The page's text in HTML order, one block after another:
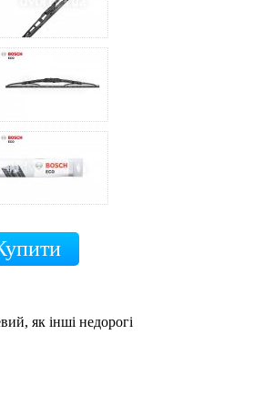
як інші недорогі